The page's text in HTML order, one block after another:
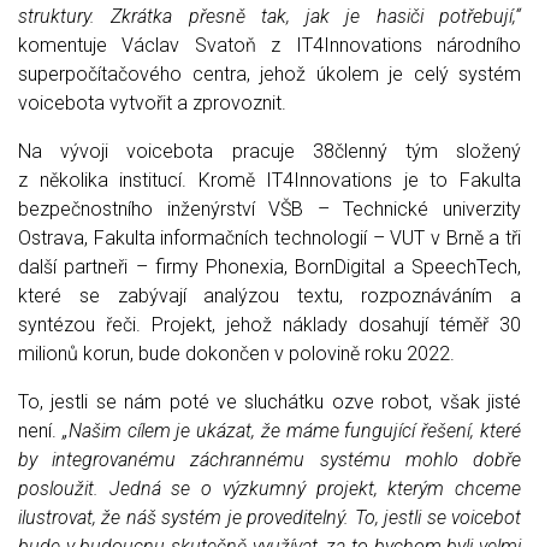
struktury. Zkrátka přesně tak, jak je hasiči potřebují,“
komentuje Václav Svatoň z IT4Innovations národního
superpočítačového centra, jehož úkolem je celý systém
voicebota vytvořit a zprovoznit.
Na vývoji voicebota pracuje 38členný tým složený
z několika institucí. Kromě IT4Innovations je to Fakulta
bezpečnostního inženýrství VŠB – Technické univerzity
Ostrava, Fakulta informačních technologií – VUT v Brně a tři
další partneři – firmy Phonexia, BornDigital a SpeechTech,
které se zabývají analýzou textu, rozpoznáváním a
syntézou řeči. Projekt, jehož náklady dosahují téměř 30
milionů korun, bude dokončen v polovině roku 2022.
To, jestli se nám poté ve sluchátku ozve robot, však jisté
není. „Našim cílem je ukázat, že máme fungující řešení, které
by integrovanému záchrannému systému mohlo dobře
posloužit. Jedná se o výzkumný projekt, kterým chceme
ilustrovat, že náš systém je proveditelný. To, jestli se voicebot